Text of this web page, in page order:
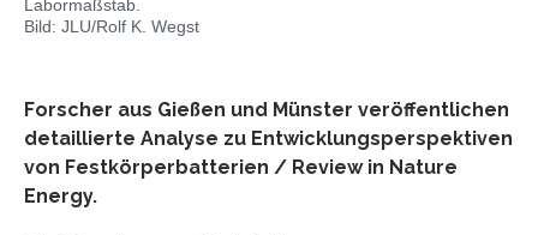
Labormaßstab.
Bild: JLU/Rolf K. Wegst
Forscher aus Gießen und Münster veröffentlichen
detaillierte Analyse zu Entwicklungsperspektiven
von Festkörperbatterien / Review in Nature
Energy.